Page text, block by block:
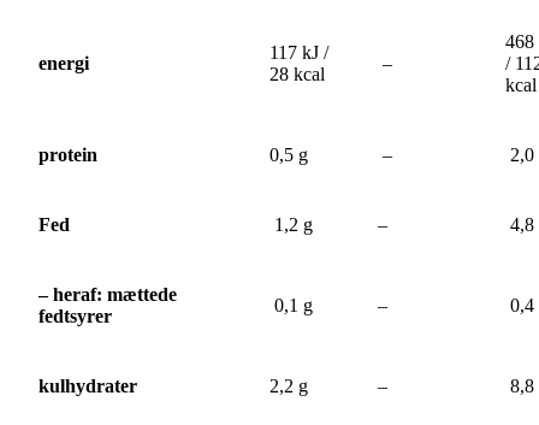
energi
117 kJ /
28 kcal
–
468
/
kcal
protein 0,5 g – 2,0
Fed 1,2 g – 4,8
– heraf: mættede
fedtsyrer
0,1 g – 0,4
kulhydrater 2,2 g – 8,8